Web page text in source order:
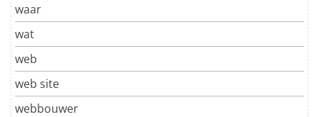
waar
wat
web
web site
webbouwer